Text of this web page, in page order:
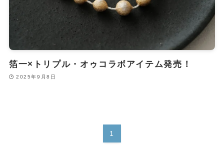
箔一×トリプル・オゥコラボアイテム発売！
2025年9月8日
1